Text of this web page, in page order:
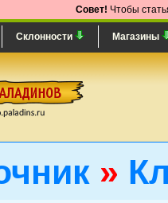
Совет! Чтобы
Склонности Магазины
»